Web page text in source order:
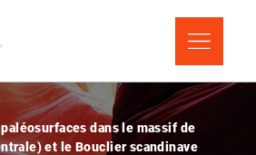
dans le massif de
et le Bouclier scandinave